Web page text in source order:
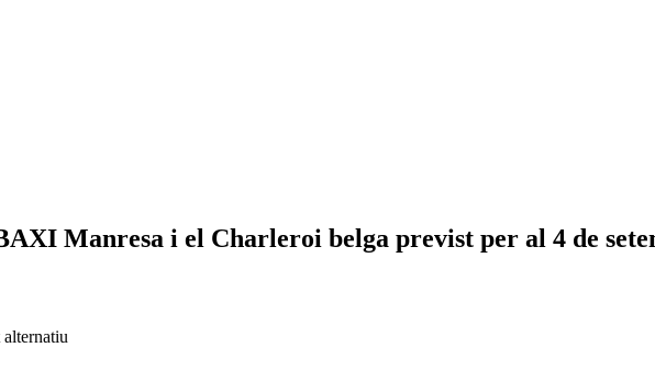
Manresa i el Charleroi belga previst per al 4 de